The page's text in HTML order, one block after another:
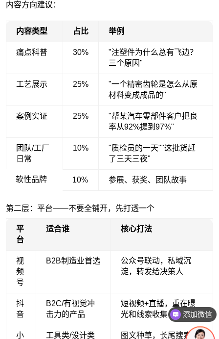
内容方向建议：
内容类型 占比 举例
痛点科普 30%
"注塑件为什么总有飞边？
三个原因"
工艺展示 25%
"一个精密齿轮是怎么从原
材料变成成品的"
案例实证 25%
"帮某汽车零部件客户把良
率从92%提到97%"
团队/工厂
日常
10%
"质检员的一天""这批货赶
了三天三夜"
软性品牌 10% 参展、获奖、团队故事
第二层：平台——不要全铺开，先打透一个
平
台
适合谁 核心打法
视
频
号
B2B制造业首选
公众号联动，私域沉
淀，转发给决策人
抖
音
B2C/有视觉冲
击力的产品
短视频+直播，重在曝
光和线索收集
小 工具类/设计类 图文种草，长尾搜索流
添加微信